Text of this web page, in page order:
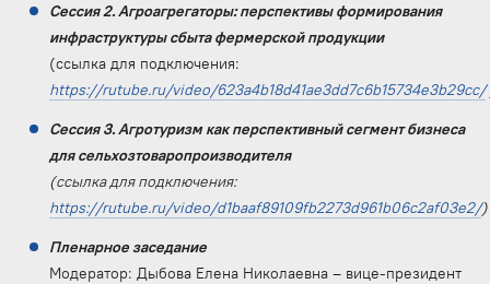
Сессия 2. Агроагрегаторы: перспективы формирования
инфраструктуры сбыта фермерской продукции
(ссылка для подключения:
https://rutube.ru/video/623a4b18d41ae3dd7c6b15734e3b29cc/
Сессия 3. Агротуризм как перспективный сегмент бизнеса
для сельхозтоваропроизводителя
(ссылка для подключения:
https://rutube.ru/video/d1baaf89109fb2273d961b06c2af03e2/)
Пленарное заседание
Модератор: Дыбова Елена Николаевна – вице-президент